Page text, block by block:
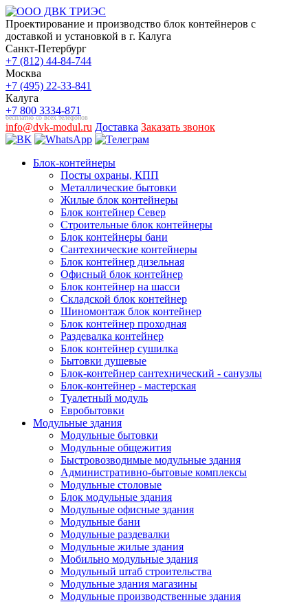
Проектирование и производство блок контейнеров с
доставкой и установкой в г. Калуга
Санкт-Петербург
+7 (812) 44-84-744
Москва
+7 (495) 22-33-841
Калуга
+7 800 3334-871
бесплатно со всех телефонов
info@dvk-modul.ru Доставка Заказать звонок
Блок-контейнеры
Посты охраны, КПП
Металлические бытовки
Жилые блок контейнеры
Блок контейнер Север
Строительные блок контейнеры
Блок контейнеры бани
Сантехнические контейнеры
Блок контейнер дизельная
Офисный блок контейнер
Блок контейнер на шасси
Складской блок контейнер
Шиномонтаж блок контейнер
Блок контейнер проходная
Раздевалка контейнер
Блок контейнер сушилка
Бытовки душевые
Блок-контейнер сантехнический - санузлы
Блок-контейнер - мастерская
Туалетный модуль
Евробытовки
Модульные здания
Модульные бытовки
Модульные общежития
Быстровозводимые модульные здания
Административно-бытовые комплексы
Модульные столовые
Блок модульные здания
Модульные офисные здания
Модульные бани
Модульные раздевалки
Модульные жилые здания
Мобильно модульные здания
Модульный штаб строительства
Модульные здания магазины
Модульные производственные здания